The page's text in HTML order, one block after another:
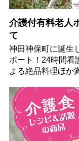
介護付有料老人
て
神田神保町に誕生
ポート！24時間看
よる絶品料理ほか